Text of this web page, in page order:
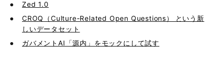
Zed 1.0
CROQ（Culture-Related Open Questions） という新
しいデータセット
ガバメントAI「源内」をモックにして試す